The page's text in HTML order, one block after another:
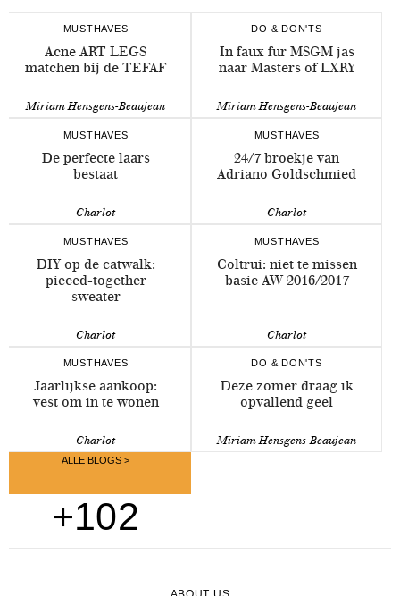
MUSTHAVES
Acne ART LEGS
matchen bij de TEFAF
Miriam Hensgens-Beaujean
DO & DON'TS
In faux fur MSGM jas
naar Masters of LXRY
Miriam Hensgens-Beaujean
MUSTHAVES
De perfecte laars
bestaat
Charlot
MUSTHAVES
24/7 broekje van
Adriano Goldschmied
Charlot
MUSTHAVES
DIY op de catwalk:
pieced-together
sweater
Charlot
MUSTHAVES
Coltrui: niet te missen
basic AW 2016/2017
Charlot
MUSTHAVES
Jaarlijkse aankoop:
vest om in te wonen
Charlot
DO & DON'TS
Deze zomer draag ik
opvallend geel
Miriam Hensgens-Beaujean
+102
ALLE BLOGS >